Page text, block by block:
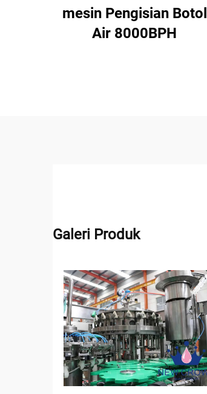
mesin Pengisian Botol
Air 8000BPH
Galeri Produk